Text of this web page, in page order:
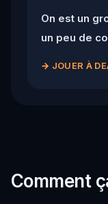
On est un
un peu de
→ JOUER À
Comment